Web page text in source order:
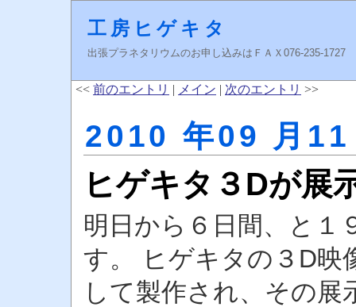
工房ヒゲキタ
出張プラネタリウムのお申し込みはＦＡＸ076-235-
<< 前のエントリ | メイン | 次のエントリ >>
2010 年09 月
ヒゲキタ３Dが展
明日から６日間、と１
す。 ヒゲキタの３D映
して製作され、その